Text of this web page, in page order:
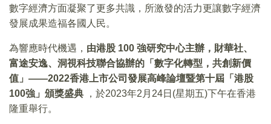
數字經濟方面凝聚了更多共識，所激發的活力更讓數字經濟
發展成果造福各國人民。
為響應時代機遇， 由港股 100 強研究中心主辦，財華社、
富途安逸、洞視科技聯合協辦的「數字化轉型，共創新價
值」——2022香港上市公司發展高峰論壇暨第十屆「港股
100強」頒獎盛典 ，於2023年2月24日(星期五)下午在香港
隆重舉行。